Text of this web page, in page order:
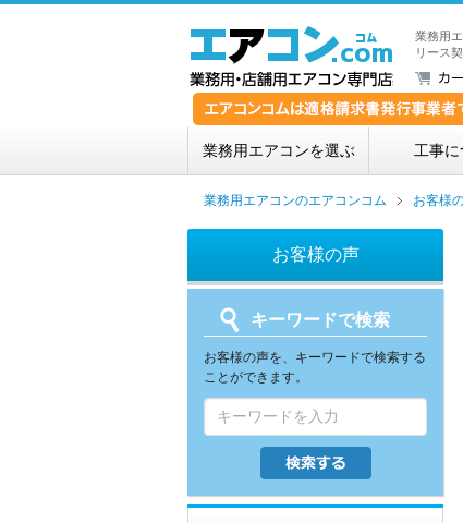
業務用
リース
業務用エアコンを選ぶ 工事
業務用エアコンのエアコンコム お客様
お客様の声
キーワードで検索
お客様の声を、キーワードで検索する
ことができます。